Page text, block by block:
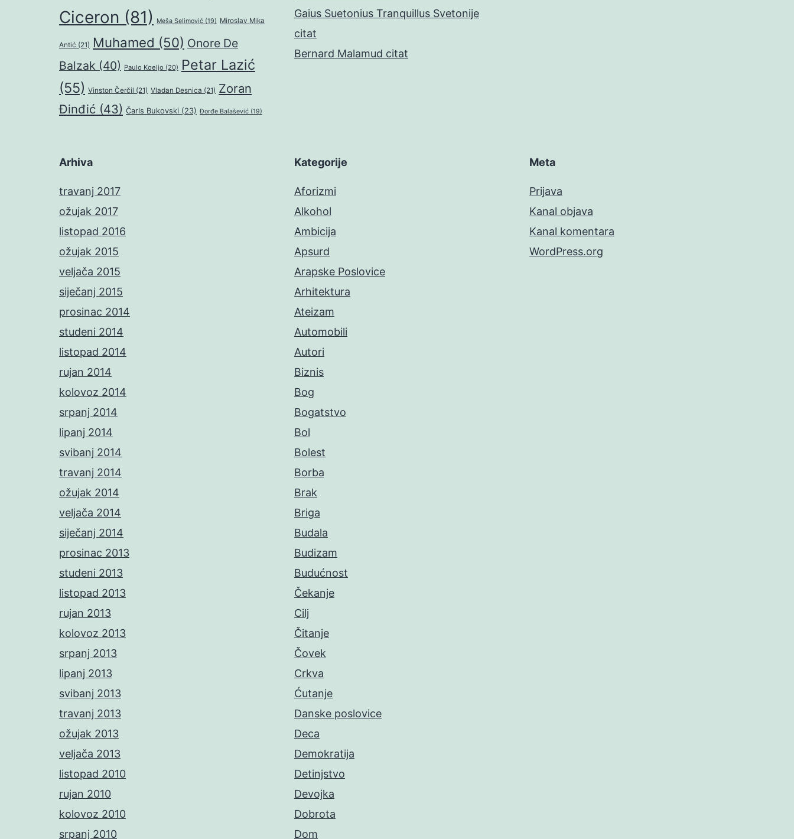
Ciceron (81) Meša Selimović (19) Miroslav Mika
Antić (21) Muhamed (50) Onore De
Balzak (40) Paulo Koeljo (20) Petar Lazić
(55) Vinston Čerčil (21) Vladan Desnica (21) Zoran
Đinđić (43) Čarls Bukovski (23) Đorđe Balašević (19)
Gaius Suetonius Tranquillus Svetonije
citat
Bernard Malamud citat
Arhiva
travanj 2017
ožujak 2017
listopad 2016
ožujak 2015
veljača 2015
siječanj 2015
prosinac 2014
studeni 2014
listopad 2014
rujan 2014
kolovoz 2014
srpanj 2014
lipanj 2014
svibanj 2014
travanj 2014
ožujak 2014
veljača 2014
siječanj 2014
prosinac 2013
studeni 2013
listopad 2013
rujan 2013
kolovoz 2013
srpanj 2013
lipanj 2013
svibanj 2013
travanj 2013
ožujak 2013
veljača 2013
listopad 2010
rujan 2010
kolovoz 2010
srpanj 2010
Kategorije
Aforizmi
Alkohol
Ambicija
Apsurd
Arapske Poslovice
Arhitektura
Ateizam
Automobili
Autori
Biznis
Bog
Bogatstvo
Bol
Bolest
Borba
Brak
Briga
Budala
Budizam
Budućnost
Čekanje
Cilj
Čitanje
Čovek
Crkva
Ćutanje
Danske poslovice
Deca
Demokratija
Detinjstvo
Devojka
Dobrota
Dom
Meta
Prijava
Kanal objava
Kanal komentara
WordPress.org